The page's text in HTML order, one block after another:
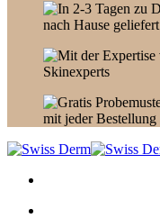
nach Hause geliefert
Skinexperts
mit jeder Bestellung